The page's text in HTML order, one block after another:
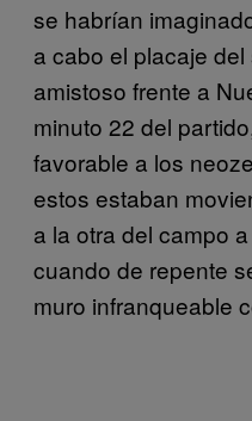
se habrían
a cabo el placaje
amistoso frente a
minuto 22 del
favorable a los
estos estaban
a la otra del campo
cuando de repente
muro infranqueable